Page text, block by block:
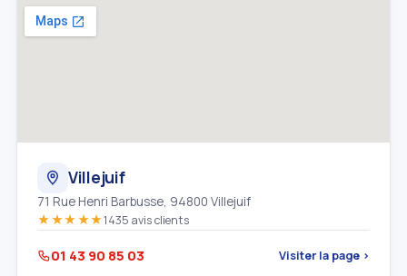
Villejuif
71 Rue Henri Barbusse, 94800 Villejuif
★★★★★1435 avis clients
01 43 90 85 03 Visiter la page ›